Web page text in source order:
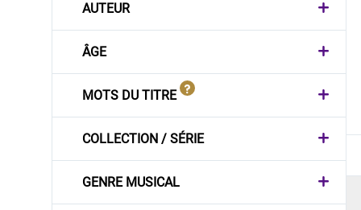
AUTEUR
ÂGE
MOTS DU TITRE
COLLECTION / SÉRIE
GENRE MUSICAL